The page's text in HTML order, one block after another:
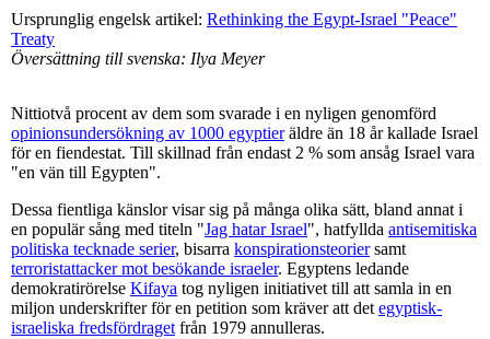
Ursprunglig engelsk artikel: Rethinking the Egypt-Israel "Peace"
Treaty
Översättning till svenska: Ilya Meyer
Nittiotvå procent av dem som svarade i en nyligen genomförd
opinionsundersökning av 1000 egyptieräldre än 18 år kallade Israel
för en fiendestat. Till skillnad från endast 2 % som ansåg Israel vara
"en vän till Egypten".
Dessa fientliga känslor visar sig på många olika sätt, bland annat i
en populär sång med titeln "Jag hatar Israel", hatfyllda antisemitiska
politiska tecknade serier, bisarra konspirationsteoriersamt
terroristattacker mot besökande israeler. Egyptens ledande
demokratirörelse Kifaya tog nyligen initiativet till att samla in en
miljon underskrifter för en petition som kräver att det egyptisk-
israeliska fredsfördraget från 1979 annulleras.